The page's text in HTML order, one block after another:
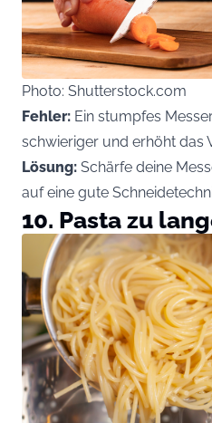
Photo: Shutterstock.com
Fehler: Ein stumpfes
schwieriger und erhöht das
Lösung: Schärfe deine
auf eine gute
10. Pasta zu